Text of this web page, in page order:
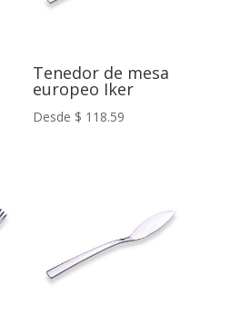
Tenedor de mesa
europeo Iker
Desde $ 118.59